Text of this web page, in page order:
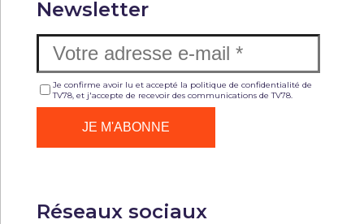
Newsletter
Je confirme avoir lu et accepté la politique de confidentialité de
TV78, et j'accepte de recevoir des communications de TV78.
Réseaux sociaux